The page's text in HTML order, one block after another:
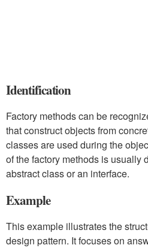
Identification
Factory methods can be
that construct objects from
classes are used during the
of the factory methods is usually
abstract class or an interface.
Example
This example illustrates the
design pattern. It focuses on